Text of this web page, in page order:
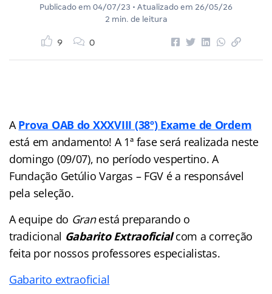
Publicado em 04/07/23 • Atualizado em 26/05/26
2 min. de leitura
9 0
AProva OAB do XXXVIII (38º) Exame de Ordem
está em andamento! A 1ª fase será realizada neste
domingo (09/07), no período vespertino. A
Fundação Getúlio Vargas – FGV é a responsável
pela seleção.
A equipe do Granestá preparando o
tradicional Gabarito Extraoficial com a correção
feita por nossos professores especialistas.
Gabarito extraoficial